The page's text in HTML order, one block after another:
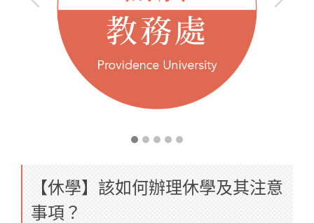
【休學】該如何辦理休學及其注意
事項？